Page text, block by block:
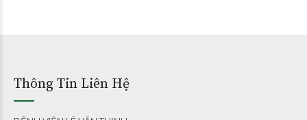
Thông Tin Liên Hệ